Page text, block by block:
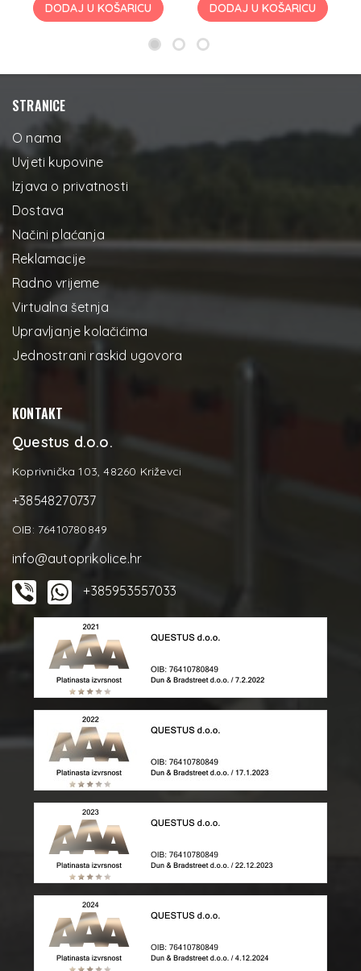
DODAJ U KOŠARICU DODAJ U KOŠARICU
STRANICE
O nama
Uvjeti kupovine
Izjava o privatnosti
Dostava
Načini plaćanja
Reklamacije
Radno vrijeme
Virtualna šetnja
Upravljanje kolačićima
Jednostrani raskid ugovora
KONTAKT
Questus d.o.o.
Koprivnička 103, 48260 Križevci
+38548270737
OIB: 76410780849
info@autoprikolice.hr
+385953557033